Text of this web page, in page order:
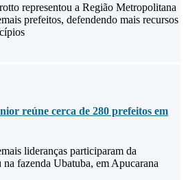
representou a Região Metropolitana
prefeitos, defendendo mais recursos
reúne cerca de 280 prefeitos em
lideranças participaram da
na fazenda Ubatuba, em Apucarana